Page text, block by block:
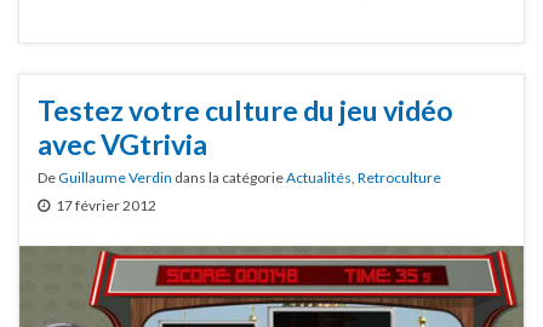
Testez votre culture du jeu vidéo
avec VGtrivia
DeGuillaume Verdin dans la catégorieActualités, Retroculture
17 février 2012